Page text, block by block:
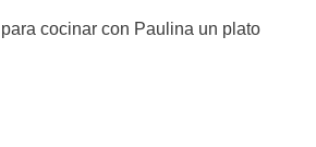
cocinar con Paulina un plato